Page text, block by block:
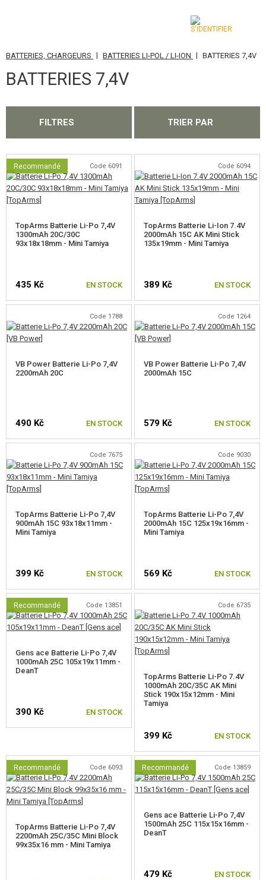
CATÉGORIES
AIRSOFT GUNS
LANCE-GRENADES, GRENADES
BILLES, GAZ
BATTERIES, CHARGEURS
BATTERIES LI-POL / LI-ION
BATTERIES 11,1V
CHARGEURS DE BATTERIE
CÂBLES ET ADAPTATEURS
INDICATEURS, SAFE BAGS
CHARGEURS, BB LOADER
LUNETTES, MASQUES
ÉQUIPEMENT, UNIFORMES...
RADIOS, CASQUES, CAMÉRAS
ACCESSOIRES POUR RÉPLIQUE
PIECE DE RECHANGE, UPGRADE
SERVICE ET MAINTENANCE D'RÉPLIQUE
AUTO DÉFENSE, FORMATION, COUTEAUX
OUTDOOR, BUSHCRAFT
PANIERS-REPAS
JEUX DE CONSTRUCTION, MAQUETTES
MARCHANDISES ENDOMMAGÉES ET USAGÉES
BATTERIES, CHARGEURS | BATTERIES LI-POL / LI-ION | BATTERIES 7,4V
BATTERIES 7,4V
FILTRES TRIER PAR
Recommandé Code 6091
TopArms Batterie Li-Po 7,4V
1300mAh 20C/30C
93x18x18mm - Mini Tamiya
435 Kč EN STOCK
Code 6094
TopArms Batterie Li-Ion 7.4V
2000mAh 15C AK Mini Stick
135x19mm - Mini Tamiya
389 Kč EN STOCK
Code 1788
VB Power Batterie Li-Po 7,4V
2200mAh 20C
490 Kč EN STOCK
Code 1264
VB Power Batterie Li-Po 7,4V
2000mAh 15C
579 Kč EN STOCK
Code 7675
TopArms Batterie Li-Po 7,4V
900mAh 15C 93x18x11mm -
Mini Tamiya
399 Kč EN STOCK
Code 9030
TopArms Batterie Li-Po 7,4V
2000mAh 15C 125x19x16mm -
Mini Tamiya
569 Kč EN STOCK
Recommandé Code 13851
Gens ace Batterie Li-Po 7,4V
1000mAh 25C 105x19x11mm -
DeanT
390 Kč EN STOCK
Code 6735
TopArms Batterie Li-Po 7.4V
1000mAh 20C/35C AK Mini
Stick 190x15x12mm - Mini
Tamiya
399 Kč EN STOCK
Recommandé Code 6093
TopArms Batterie Li-Po 7,4V
2200mAh 25C/35C Mini Block
99x35x16 mm - Mini Tamiya
Recommandé Code 13859
Gens ace Batterie Li-Po 7,4V
1500mAh 25C 115x15x16mm -
DeanT
479 Kč EN STOCK